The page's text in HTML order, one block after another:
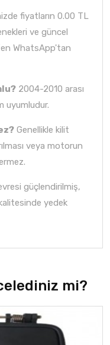
fiyatların 0.00 TL
ve güncel
WhatsApp'tan
2004-2010 arası
uyumludur.
Genellikle kilit
veya motorun
güçlendirilmiş,
yedek
mi?